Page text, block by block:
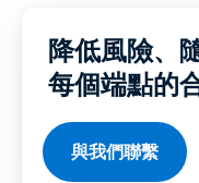
降低風險、
每個端點的
與我們聯繫